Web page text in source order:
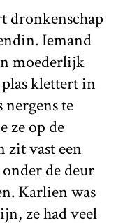
dronkenschap
Iemand
moederlijk
klettert in
te
ze op de
zit vast een
de deur
Karlien was
ze had veel